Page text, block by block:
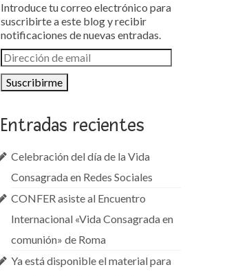
Introduce tu correo electrónico para
suscribirte a este blog y recibir
notificaciones de nuevas entradas.
Dirección
de
email
Entradas recientes
Celebración del día de la Vida
Consagrada en Redes Sociales
CONFER asiste al Encuentro
Internacional «Vida Consagrada en
comunión» de Roma
Ya está disponible el material para